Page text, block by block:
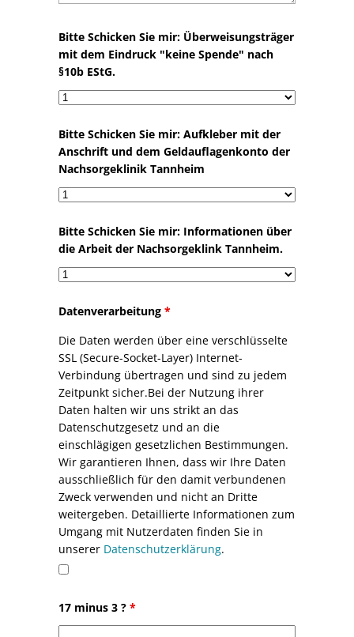
Bitte Schicken Sie mir: Überweisungsträger
mit dem Eindruck "keine Spende" nach
§10b EStG.
Bitte Schicken Sie mir: Aufkleber mit der
Anschrift und dem Geldauflagenkonto der
Nachsorgeklinik Tannheim
Bitte Schicken Sie mir: Informationen über
die Arbeit der Nachsorgeklink Tannheim.
Datenverarbeitung *
Die Daten werden über eine verschlüsselte
SSL (Secure-Socket-Layer) Internet-
Verbindung übertragen und sind zu jedem
Zeitpunkt sicher.Bei der Nutzung ihrer
Daten halten wir uns strikt an das
Datenschutzgesetz und an die
einschlägigen gesetzlichen Bestimmungen.
Wir garantieren Ihnen, dass wir Ihre Daten
ausschließlich für den damit verbundenen
Zweck verwenden und nicht an Dritte
weitergeben. Detaillierte Informationen zum
Umgang mit Nutzerdaten finden Sie in
unserer Datenschutzerklärung.
17 minus 3 ? *